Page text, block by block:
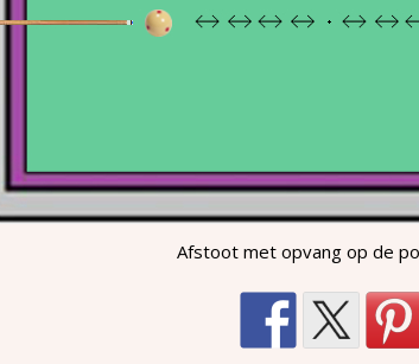
Afstoot met opvang op de